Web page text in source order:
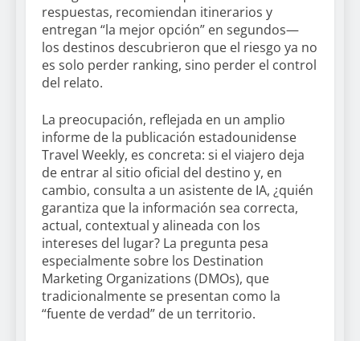
respuestas, recomiendan itinerarios y
entregan “la mejor opción” en segundos—
los destinos descubrieron que el riesgo ya no
es solo perder ranking, sino perder el control
del relato.
La preocupación, reflejada en un amplio
informe de la publicación estadounidense
Travel Weekly, es concreta: si el viajero deja
de entrar al sitio oficial del destino y, en
cambio, consulta a un asistente de IA, ¿quién
garantiza que la información sea correcta,
actual, contextual y alineada con los
intereses del lugar? La pregunta pesa
especialmente sobre los Destination
Marketing Organizations (DMOs), que
tradicionalmente se presentan como la
“fuente de verdad” de un territorio.